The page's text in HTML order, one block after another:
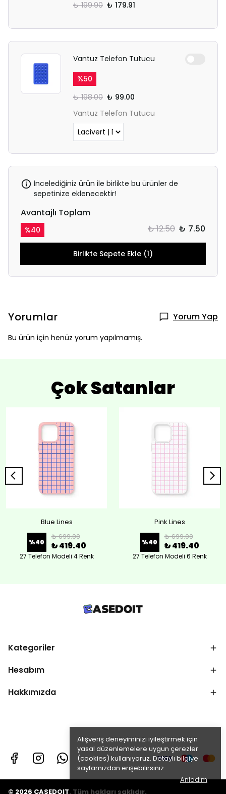
Alışveriş deneyiminizi iyileştirmek için
yasal düzenlemelere uygun çerezler
(cookies) kullanıyoruz. Detaylı bilgiye
sayfamızdan erişebilirsiniz.
Anladım
₺ 199.90 ₺ 179.91
Vantuz Telefon Tutucu
%50
₺ 198.00 ₺ 99.00
Vantuz Telefon Tutucu
İncelediğiniz ürün ile birlikte bu ürünler de
sepetinize eklenecektir!
Avantajlı Toplam
%40 ₺ 12.50 ₺ 7.50
Birlikte Sepete Ekle (1)
Yorumlar Yorum Yap
Bu ürün için henüz yorum yapılmamış.
Çok Satanlar
Blue Lines
%40
₺ 699.00
₺ 419.40
27 Telefon Modeli 4 Renk
Pink Lines
%40
₺ 699.00
₺ 419.40
27 Telefon Modeli 6 Renk
Kategoriler
Hesabım
Hakkımızda
© 2026 CASEDOIT. Tüm hakları saklıdır.